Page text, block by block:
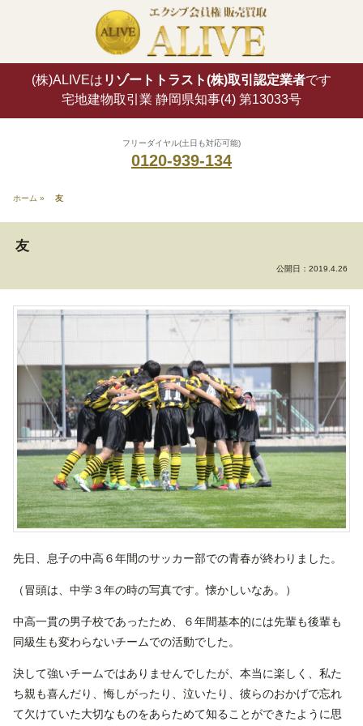
(株)ALIVEは リゾートトラスト(株)取引認定業者です
宅地建物取引業 静岡県知事(4) 第13033号
フリーダイヤル(土日も対応可能)
0120-939-134
ホーム » 友
友
公開日： 2019.4.26
先日、息子の中高６年間のサッカー部での青春が終わりました。
（冒頭は、中学３年の時の写真です。懐かしいなあ。）
中高一貫の男子校であったため、６年間基本的には先輩も後輩も
同級生も変わらないチームでの活動でした。
決して強いチームではありませんでしたが、本当に楽しく、私た
ち親も喜んだり、悔しがったり、泣いたり、彼らのおかげで忘れ
て欠けていた大切なものをあらためて知ることができたように思